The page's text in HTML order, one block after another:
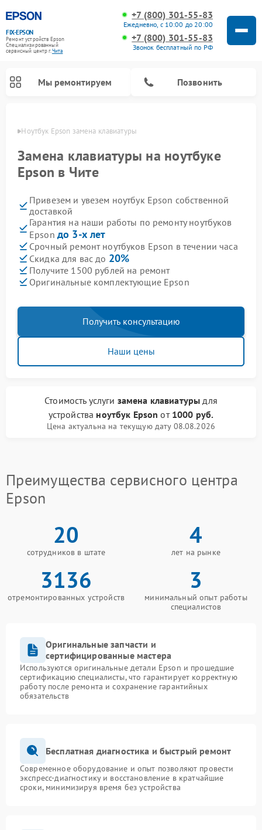
FIX-EPSON
Ремонт устройств Epson
Специализированный
cервисный центр г.Чита
+7 (800) 301-55-83
Ежедневно, с 10:00 до 20:00
+7 (800) 301-55-83
Звонок бесплатный по РФ
Мы ремонтируем Позвонить
Чите Ноутбук Epson замена клавиатуры
Замена клавиатуры на ноутбуке
Epson в Чите
Привезем и увезем ноутбук Epson собственной
доставкой
Гарантия на наши работы по ремонту ноутбуков
Epson до 3-х лет
Срочный ремонт ноутбуков Epson в течении часа
Скидка для вас до 20%
Получите 1500 рублей на ремонт
Оригинальные комплектующие Epson
Получить консультацию
Наши цены
Стоимость услуги замена клавиатуры для
устройства ноутбук Epson от 1000 руб.
Цена актуальна на текущую дату 08.08.2026
Преимущества сервисного центра
Epson
20
сотрудников в штате
4
лет на рынке
3136
отремонтированных устройств
3
минимальный опыт работы
специалистов
Оригинальные запчасти и
сертифицированные мастера
Используются оригинальные детали Epson и прошедшие
сертификацию специалисты, что гарантирует корректную
работу после ремонта и сохранение гарантийных
обязательств
Бесплатная диагностика и быстрый ремонт
Современное оборудование и опыт позволяют провести
экспресс-диагностику и восстановление в кратчайшие
сроки, минимизируя время без устройства